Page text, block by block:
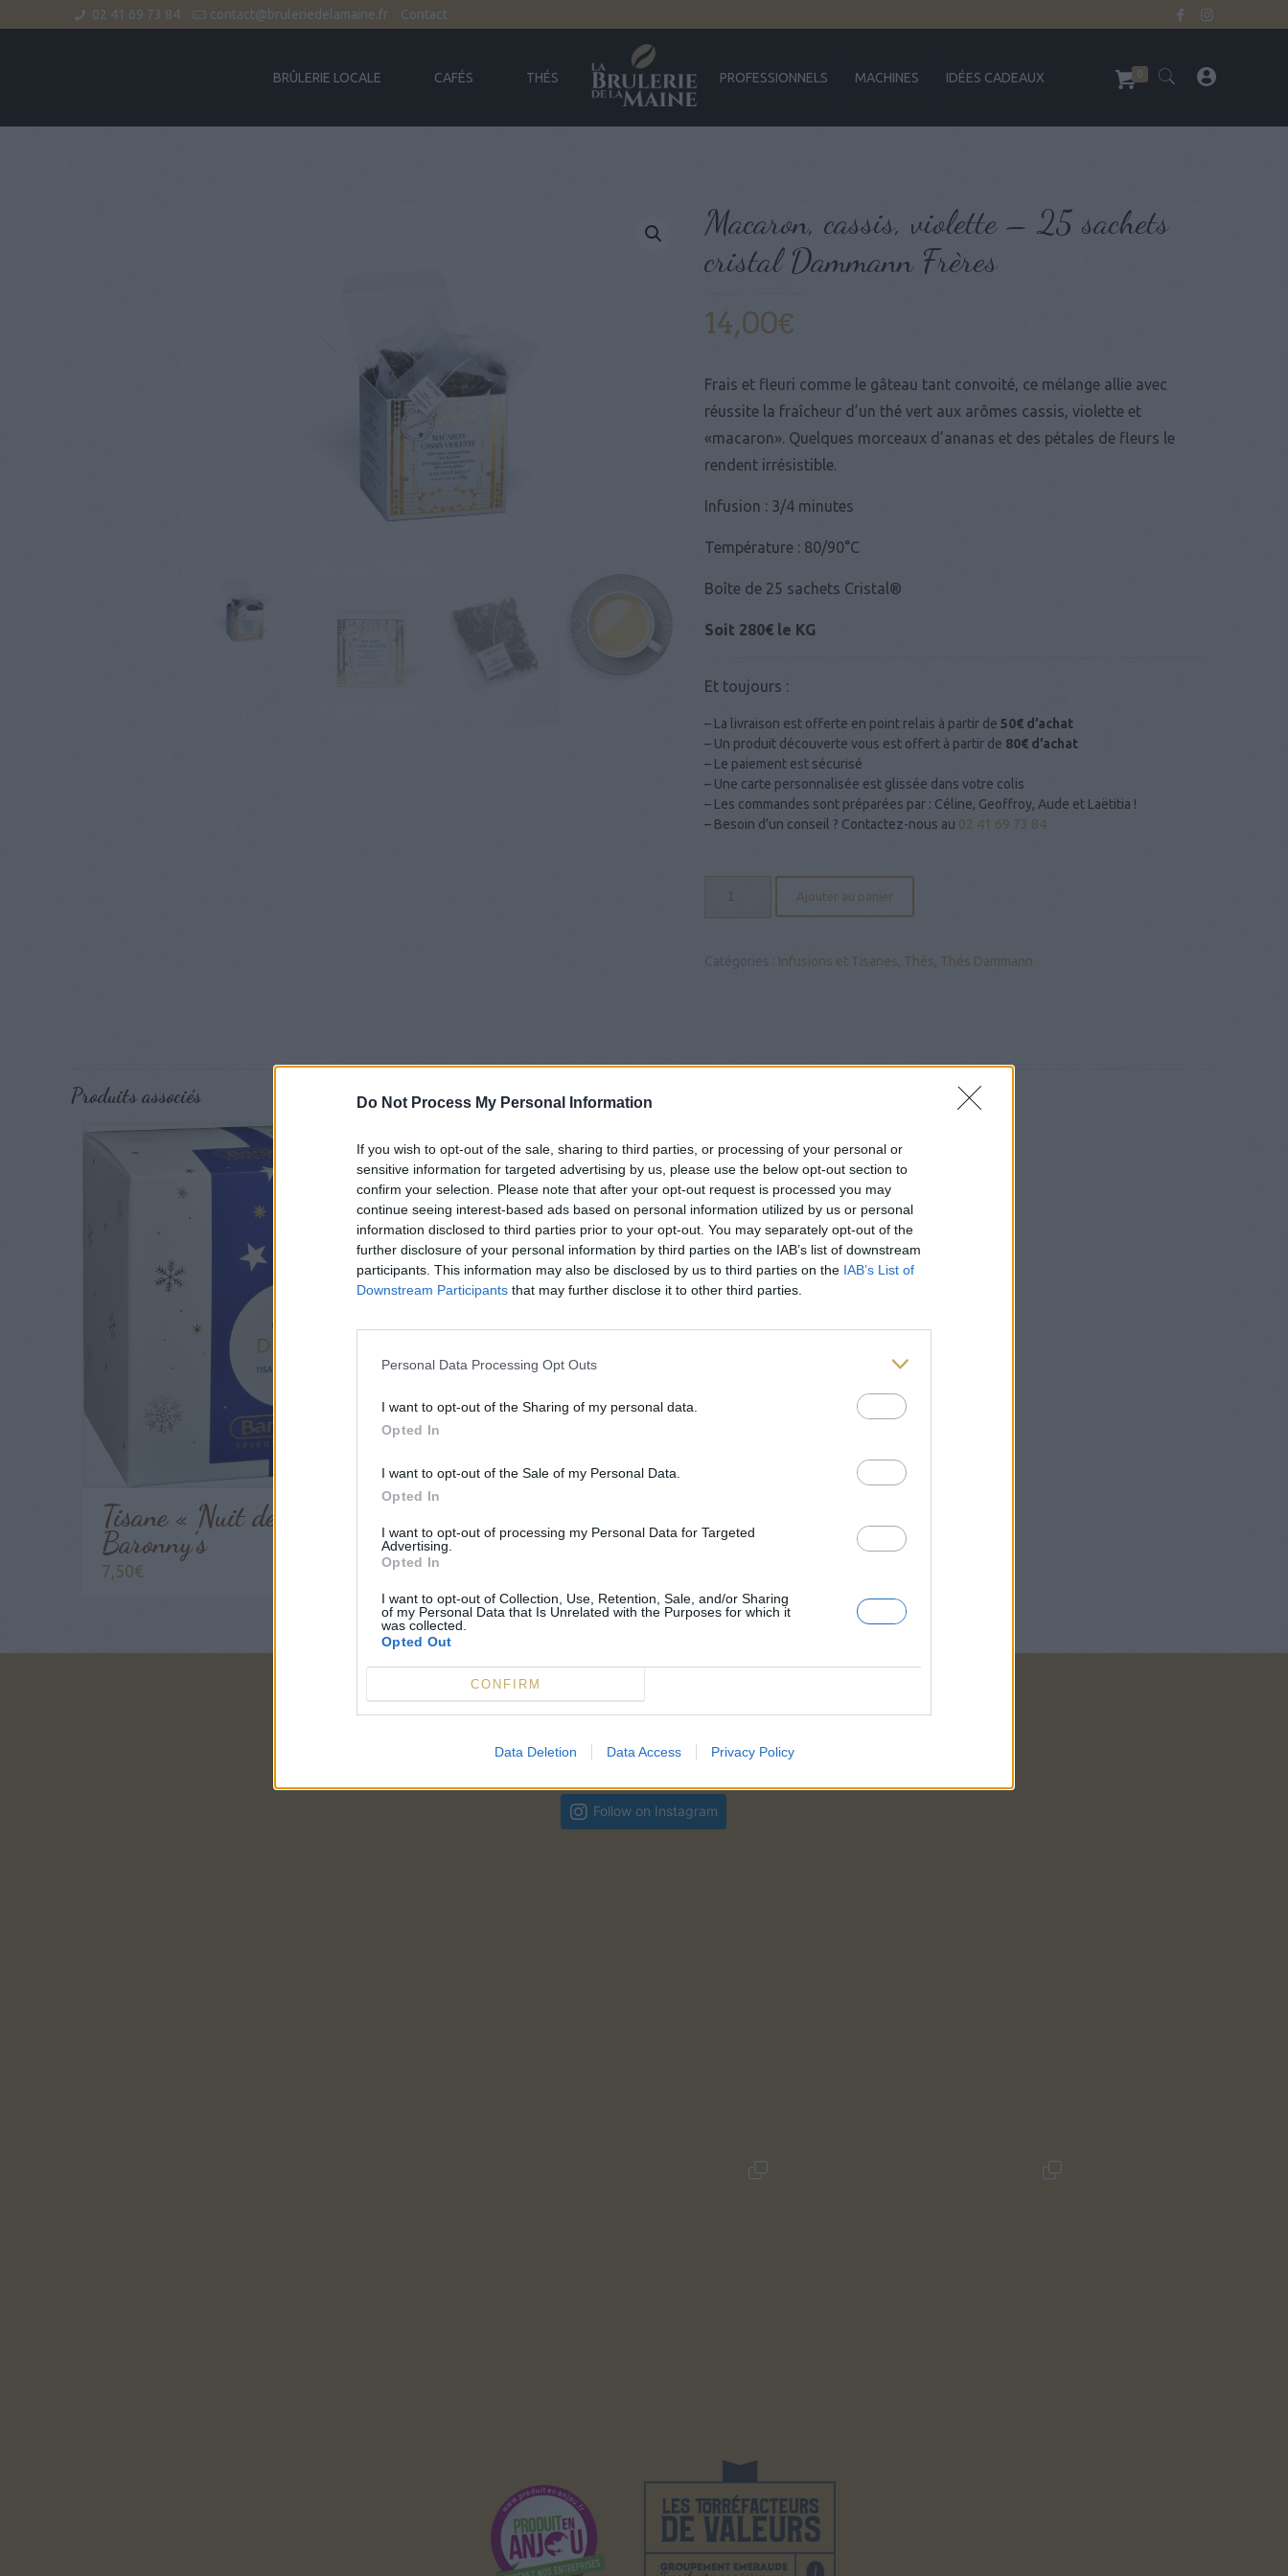
Do Not Process My Personal Information
If you wish to opt-out of the sale, sharing to third parties, or processing of your personal or
sensitive information for targeted advertising by us, please use the below opt-out section to
confirm your selection. Please note that after your opt-out request is processed you may
continue seeing interest-based ads based on personal information utilized by us or personal
information disclosed to third parties prior to your opt-out. You may separately opt-out of the
further disclosure of your personal information by third parties on the IAB’s list of downstream
participants. This information may also be disclosed by us to third parties on the IAB’s List of
Downstream Participants that may further disclose it to other third parties.
Personal Data Processing Opt Outs
I want to opt-out of the Sharing of my personal data.
Opted In
I want to opt-out of the Sale of my Personal Data.
Opted In
I want to opt-out of processing my Personal Data for Targeted
Advertising.
Opted In
I want to opt-out of Collection, Use, Retention, Sale, and/or Sharing
of my Personal Data that Is Unrelated with the Purposes for which it
was collected.
Opted Out
CONFIRM
Data Deletion Data Access Privacy Policy
02 41 69 73 84 contact@bruleriedelamaine.fr Contact
BRÛLERIE LOCALE CAFÉS THÉS PROFESSIONNELS MACHINES IDÉES CADEAUX 0
Macaron, cassis, violette – 25 sachets
cristal Dammann Frères
14,00€
Frais et fleuri comme le gâteau tant convoité, ce mélange allie avec
réussite la fraîcheur d’un thé vert aux arômes cassis, violette et
«macaron». Quelques morceaux d’ananas et des pétales de fleurs le
rendent irrésistible.
Infusion : 3/4 minutes
Température : 80/90°C
Boîte de 25 sachets Cristal®
Soit 280€ le KG
Et toujours :
– La livraison est offerte en point relais à partir de50€ d’achat
– Un produit découverte vous est offert à partir de 80€ d’achat
– Le paiement est sécurisé
– Une carte personnalisée est glissée dans votre colis
– Les commandes sont préparées par : Céline, Geoffroy, Aude et Laëtitia !
– Besoin d’un conseil ? Contactez-nous au 02 41 69 73 84
Dammann
Ajouter au panier
Infusions et Tisanes Thés Thés Dammann
Produits associés
Tisane « Nuit de Noël » –
Baronny’s
7,50€
Nous suivre
Follow on Instagram